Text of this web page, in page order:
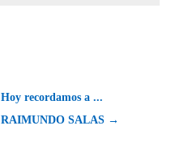
Hoy recordamos a ...
RAIMUNDO SALAS →